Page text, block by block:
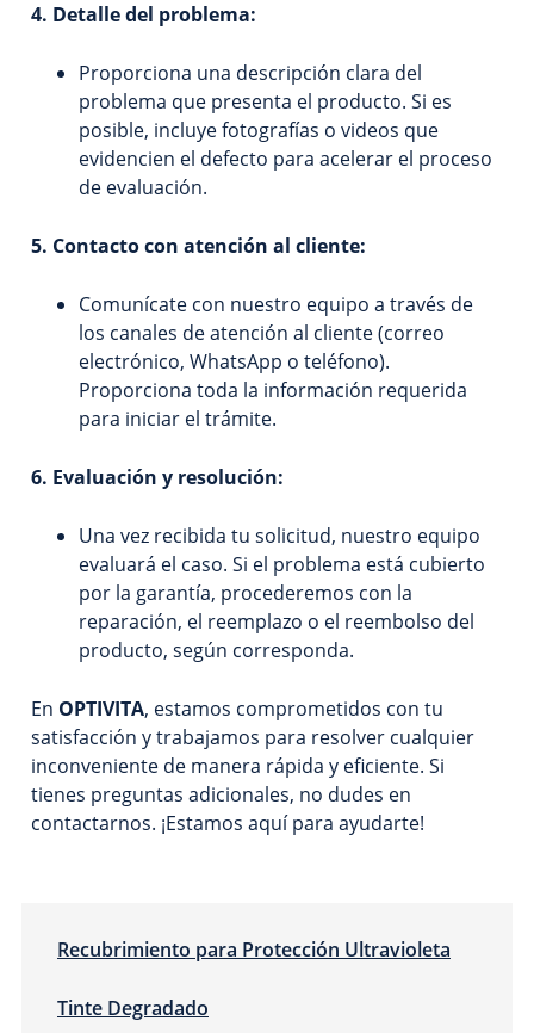
Recubrimiento para Protección Ultravioleta
Tinte Degradado
4. Detalle del problema:
Proporciona una descripción clara del
problema que presenta el producto. Si es
posible, incluye fotografías o videos que
evidencien el defecto para acelerar el proceso
de evaluación.
5. Contacto con atención al cliente:
Comunícate con nuestro equipo a través de
los canales de atención al cliente (correo
electrónico, WhatsApp o teléfono).
Proporciona toda la información requerida
para iniciar el trámite.
6. Evaluación y resolución:
Una vez recibida tu solicitud, nuestro equipo
evaluará el caso. Si el problema está cubierto
por la garantía, procederemos con la
reparación, el reemplazo o el reembolso del
producto, según corresponda.
En OPTIVITA, estamos comprometidos con tu
satisfacción y trabajamos para resolver cualquier
inconveniente de manera rápida y eficiente. Si
tienes preguntas adicionales, no dudes en
contactarnos. ¡Estamos aquí para ayudarte!